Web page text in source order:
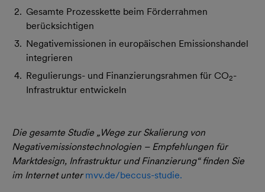
Gesamte Prozesskette beim Förderrahmen
berücksichtigen
Negativemissionen in europäischen Emissionshandel
integrieren
Regulierungs- und Finanzierungsrahmen für CO2-
Infrastruktur entwickeln
Die gesamte Studie „Wege zur Skalierung von
Negativemissionstechnologien – Empfehlungen für
Marktdesign, Infrastruktur und Finanzierung“ finden Sie
im Internet unter mvv.de/beccus-studie.